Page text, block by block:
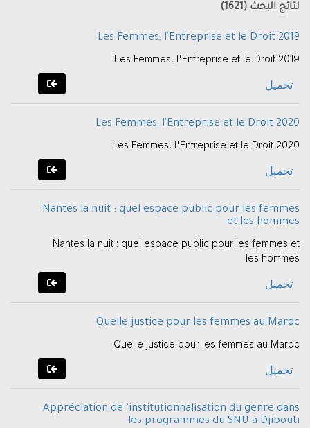
نتائج البحث (1621)
Les Femmes, l'Entreprise et le Droit 2019
Les Femmes, l'Entreprise et le Droit 2019
تحميل
Les Femmes, l'Entreprise et le Droit 2020
Les Femmes, l'Entreprise et le Droit 2020
تحميل
Nantes la nuit : quel espace public pour les femmes
et les hommes
Nantes la nuit : quel espace public pour les femmes et
les hommes
تحميل
Quelle justice pour les femmes au Maroc
Quelle justice pour les femmes au Maroc
تحميل
Appréciation de ’institutionnalisation du genre dans
les programmes du SNU à Djibouti